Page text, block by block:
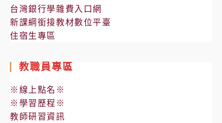
台灣銀行學雜費入口網
新課綱銜接教材數位平臺
住宿生專區
教職員專區
※線上點名※
※學習歷程※
教師研習資訊